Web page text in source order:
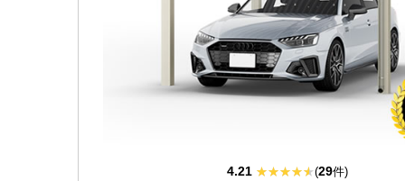
4.21 (29件)